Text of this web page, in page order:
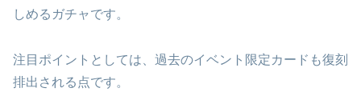
しめるガチャです。
注目ポイントとしては、過去のイベント限定カードも復刻
排出される点です。